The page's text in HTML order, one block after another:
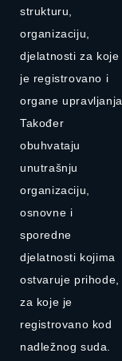
strukturu,
organizaciju,
djelatnosti za koje
je registrovano i
organe upravljanja.
Također
obuhvataju
unutrašnju
organizaciju,
osnovne i
sporedne
djelatnosti kojima
ostvaruje prihode,
za koje je
registrovano kod
nadležnog suda.